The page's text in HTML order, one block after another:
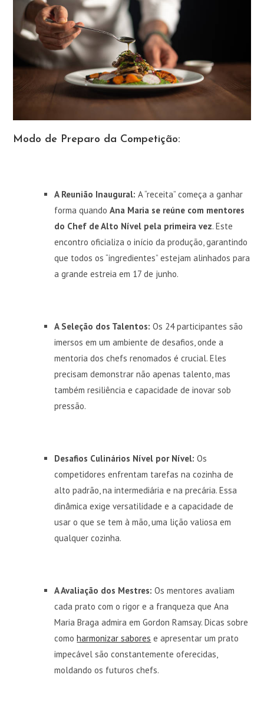
Modo de Preparo da Competição:
A Reunião Inaugural: A “receita” começa a ganhar
forma quandoAna Maria se reúne com mentores
do Chef de Alto Nível pela primeira vez. Este
encontro oficializa o início da produção, garantindo
que todos os “ingredientes” estejam alinhados para
a grande estreia em 17 de junho.
A Seleção dos Talentos: Os 24 participantes são
imersos em um ambiente de desafios, onde a
mentoria dos chefs renomados é crucial. Eles
precisam demonstrar não apenas talento, mas
também resiliência e capacidade de inovar sob
pressão.
Desafios Culinários Nível por Nível: Os
competidores enfrentam tarefas na cozinha de
alto padrão, na intermediária e na precária. Essa
dinâmica exige versatilidade e a capacidade de
usar o que se tem à mão, uma lição valiosa em
qualquer cozinha.
A Avaliação dos Mestres: Os mentores avaliam
cada prato com o rigor e a franqueza que Ana
Maria Braga admira em Gordon Ramsay. Dicas sobre
comoharmonizar sabores e apresentar um prato
impecável são constantemente oferecidas,
moldando os futuros chefs.